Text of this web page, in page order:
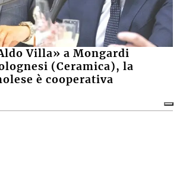
Villa» a Mongardi
(Ceramica), la
è cooperativa